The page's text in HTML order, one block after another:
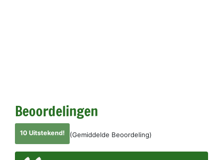
Beoordelingen
10 Uitstekend! (Gemiddelde Beoordeling)